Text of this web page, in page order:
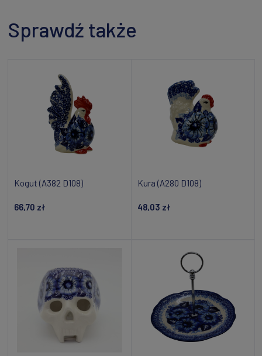
Sprawdź także
Kogut (A382 D108)
66,70 zł
Kura (A280 D108)
48,03 zł